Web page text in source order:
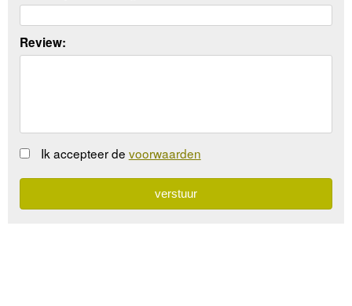
Review:
Ik accepteer de voorwaarden